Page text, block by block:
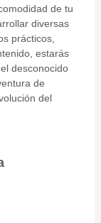
de tu
diversas
prácticos,
estarás
desconocido
de
del